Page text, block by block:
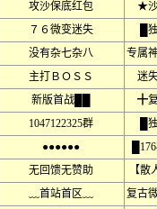
攻沙保底红包
★
７６微变迷失
█
没有杂七杂八
专属
主打ＢＯＳＳ
迷
新版首战██
╋
1047122325群
█
●●●●●●
无回馈无赞助
【
﹏首站首区﹏
复古